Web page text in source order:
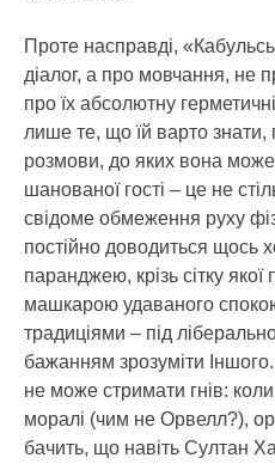
Проте насправді,
діалог, а про мовчання, не
про їх абсолютну
лише те, що їй варто знати,
розмови, до яких вона
шанованої гості – це не
свідоме обмеження руху
постійно доводиться щось
паранджею, крізь сітку якої
машкарою удаваного
традиціями – під
бажанням зрозуміти
не може стримати гнів:
моралі (чим не Орвелл?),
бачить, що навіть Султан